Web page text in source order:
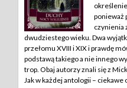
ponieważ
czynienia
dwudziestego wieku. Dwa
przełomu XVIII i XIX i prawdę
podstawą takiego a nie innego
trop. Obaj autorzy znali się z
Jak w każdej antologii – ciekawe